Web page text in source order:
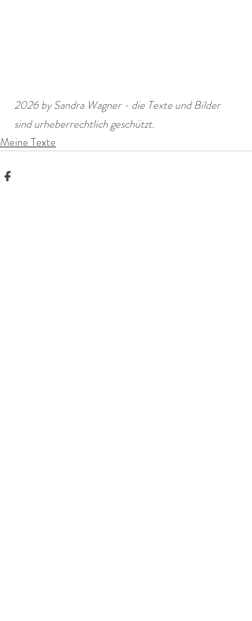
2026 by Sandra Wagner - die Texte und Bilder
sind urheberrechtlich geschützt.
Meine Texte